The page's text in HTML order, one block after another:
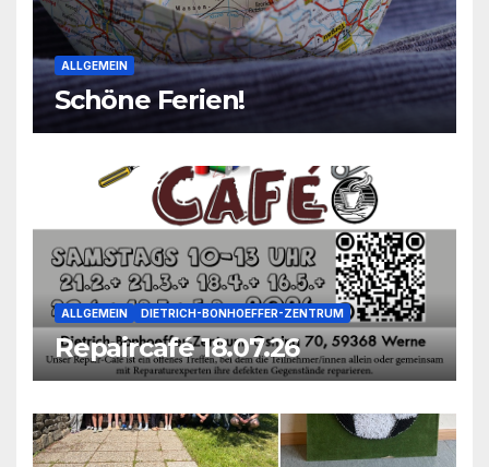
ALLGEMEIN
Schöne Ferien!
ALLGEMEIN DIETRICH-BONHOEFFER-ZENTRUM
Repaircafé 18.07.26